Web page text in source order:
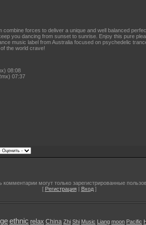
forces to deliver a unique and well balanced
you dancing from sunset to sunrise. Enjoy this pure
music label from Australia focused on psychedelic
the world crave!
08:08
07:37
комментарии могут только зарегистрированные
[ Регистрация| Вход]
ethnic relax China Zhi Shi Music Liang moon Pacific